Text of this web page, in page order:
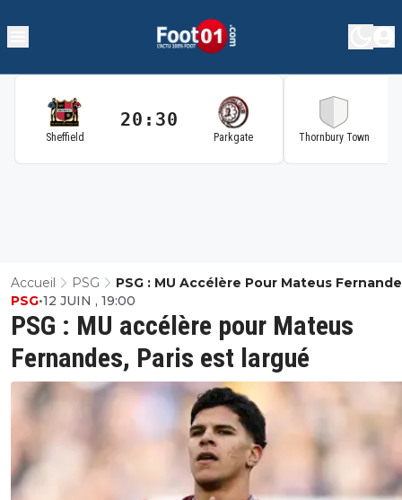
Sheffield
20:30
Parkgate Thornbury Town
Accueil PSG
PSG : MU Accélère Pour Mateus
Paris Est Largué
PSG : MU accélère pour Mateus
Fernandes, Paris est largué
PSG•12 JUIN , 19:00